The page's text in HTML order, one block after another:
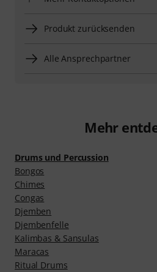
Produkt zurücksenden
Alle Ansprechpartner
Mehr
Drums und Percussion
Bongos
Chimes
Congas
Djemben
Djembenfelle
Kalimbas & Sansulas
Maracas
Ritual Drums